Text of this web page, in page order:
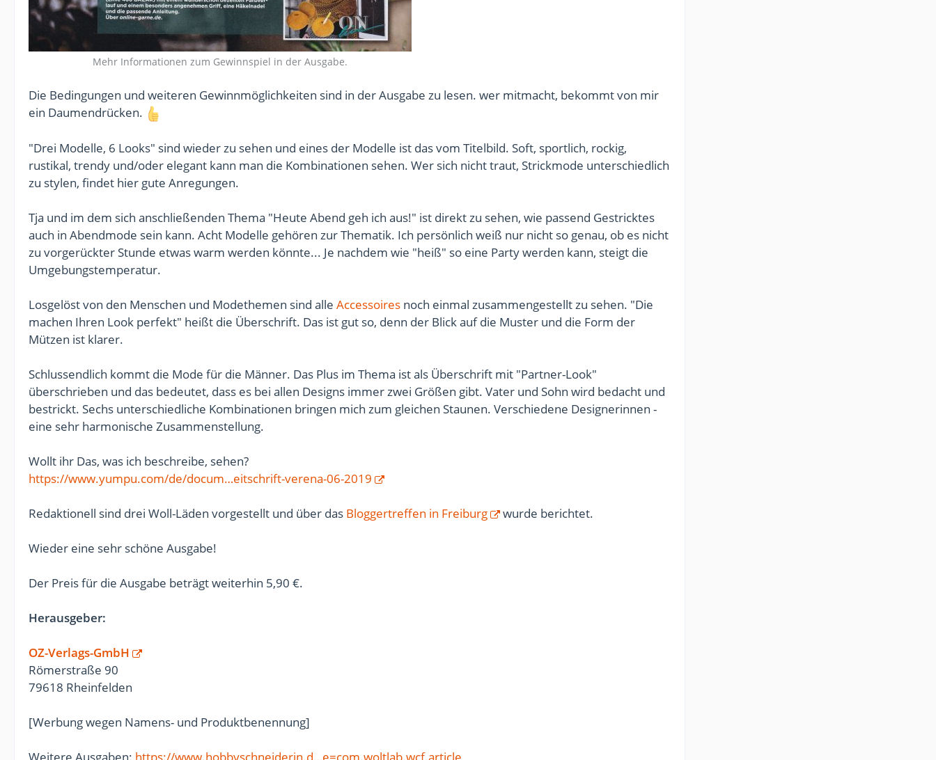
Mehr Informationen zum Gewinnspiel in der Ausgabe.
Die Bedingungen und weiteren Gewinnmöglichkeiten sind in der Ausgabe zu lesen. wer mitmacht, bekommt von mir
ein Daumendrücken.
"Drei Modelle, 6 Looks" sind wieder zu sehen und eines der Modelle ist das vom Titelbild. Soft, sportlich, rockig,
rustikal, trendy und/oder elegant kann man die Kombinationen sehen. Wer sich nicht traut, Strickmode unterschiedlich
zu stylen, findet hier gute Anregungen.
Tja und im dem sich anschließenden Thema "Heute Abend geh ich aus!" ist direkt zu sehen, wie passend Gestricktes
auch in Abendmode sein kann. Acht Modelle gehören zur Thematik. Ich persönlich weiß nur nicht so genau, ob es nicht
zu vorgerückter Stunde etwas warm werden könnte... Je nachdem wie "heiß" so eine Party werden kann, steigt die
Umgebungstemperatur.
Losgelöst von den Menschen und Modethemen sind alle Accessoires noch einmal zusammengestellt zu sehen. "Die
machen Ihren Look perfekt" heißt die Überschrift. Das ist gut so, denn der Blick auf die Muster und die Form der
Mützen ist klarer.
Schlussendlich kommt die Mode für die Männer. Das Plus im Thema ist als Überschrift mit "Partner-Look"
überschrieben und das bedeutet, dass es bei allen Designs immer zwei Größen gibt. Vater und Sohn wird bedacht und
bestrickt. Sechs unterschiedliche Kombinationen bringen mich zum gleichen Staunen. Verschiedene Designerinnen -
eine sehr harmonische Zusammenstellung.
Wollt ihr Das, was ich beschreibe, sehen?
https://www.yumpu.com/de/docum…eitschrift-verena-06-2019
Redaktionell sind drei Woll-Läden vorgestellt und über das Bloggertreffen in Freiburg wurde berichtet.
Wieder eine sehr schöne Ausgabe!
Der Preis für die Ausgabe beträgt weiterhin 5,90 €.
Herausgeber:
OZ-Verlags-GmbH
Römerstraße 90
79618 Rheinfelden
[Werbung wegen Namens- und Produktbenennung]